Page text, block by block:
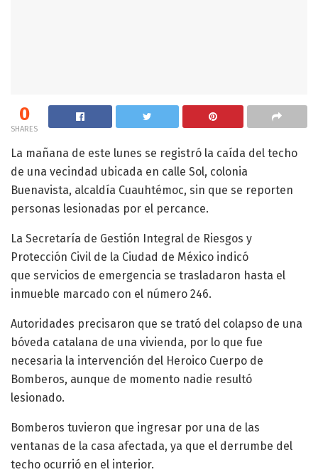
0
SHARES
La mañana de este lunes se registró la caída del techo
de una vecindad ubicada en calle Sol, colonia
Buenavista, alcaldía Cuauhtémoc, sin que se reporten
personas lesionadas por el percance.
La Secretaría de Gestión Integral de Riesgos y
Protección Civil de la Ciudad de México indicó
que servicios de emergencia se trasladaron hasta el
inmueble marcado con el número 246.
Autoridades precisaron que se trató del colapso de una
bóveda catalana de una vivienda, por lo que fue
necesaria la intervención del Heroico Cuerpo de
Bomberos, aunque de momento nadie resultó
lesionado.
Bomberos tuvieron que ingresar por una de las
ventanas de la casa afectada, ya que el derrumbe del
techo ocurrió en el interior.